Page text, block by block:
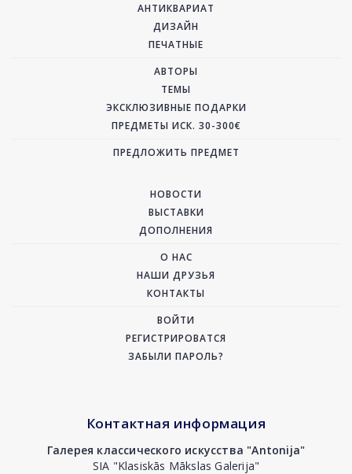
АНТИКВАРИАТ
ДИЗАЙН
ПЕЧАТНЫЕ
АВТОРЫ
ТЕМЫ
ЭКСКЛЮЗИВНЫЕ ПОДАРКИ
ПРЕДМЕТЫ ИСК. 30-300€
ПРЕДЛОЖИТЬ ПРЕДМЕТ
НОВОСТИ
ВЫСТАВКИ
ДОПОЛНЕНИЯ
О НАС
НАШИ ДРУЗЬЯ
КОНТАКТЫ
ВОЙТИ
РЕГИСТРИРОВАТСЯ
ЗАБЫЛИ ПАРОЛЬ?
Контактная информация
Галерея классического искусства "Antonija"
SIA "Klasiskās Mākslas Galerija"